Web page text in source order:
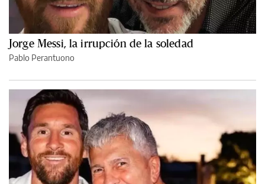
Jorge Messi, la irrupción de la soledad
Pablo Perantuono